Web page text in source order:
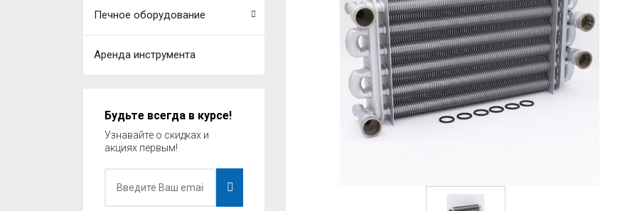
Печное оборудование
Аренда инструмента
Будьте всегда в курсе!
Узнавайте о скидках и
акциях первым!